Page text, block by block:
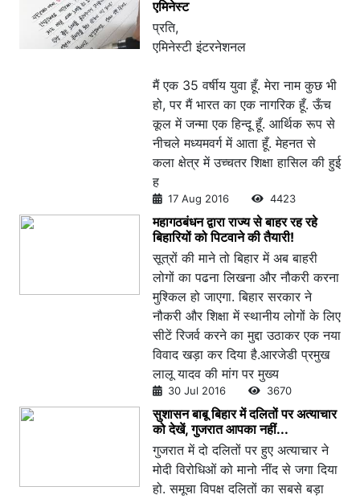
एमिनेस्ट
प्रति,
एमिनेस्टी इंटरनेशनल
मैं एक 35 वर्षीय युवा हूँ. मेरा नाम कुछ भी
हो, पर मैं भारत का एक नागरिक हूँ. ऊँच
कूल में जन्मा एक हिन्दू हूँ. आर्थिक रूप से
नीचले मध्यमवर्ग में आता हूँ. मेहनत से
कला क्षेत्र में उच्चतर शिक्षा हासिल की हुई
ह
17 Aug 2016 4423
महागठबंधन द्वारा राज्य से बाहर रह रहे
बिहारियों को पिटवाने की तैयारी!
सूत्रों की माने तो बिहार में अब बाहरी
लोगों का पढना लिखना और नौकरी करना
मुश्किल हो जाएगा. बिहार सरकार ने
नौकरी और शिक्षा में स्थानीय लोगों के लिए
सीटें रिजर्व करने का मुद्दा उठाकर एक नया
विवाद खड़ा कर दिया है.आरजेडी प्रमुख
लालू यादव की मांग पर मुख्य
30 Jul 2016 3670
सुशासन बाबू बिहार में दलितों पर अत्याचार
को देखें, गुजरात आपका नहीं...
गुजरात में दो दलितों पर हुए अत्याचार ने
मोदी विरोधिओं को मानो नींद से जगा दिया
हो. समूचा विपक्ष दलितों का सबसे बड़ा